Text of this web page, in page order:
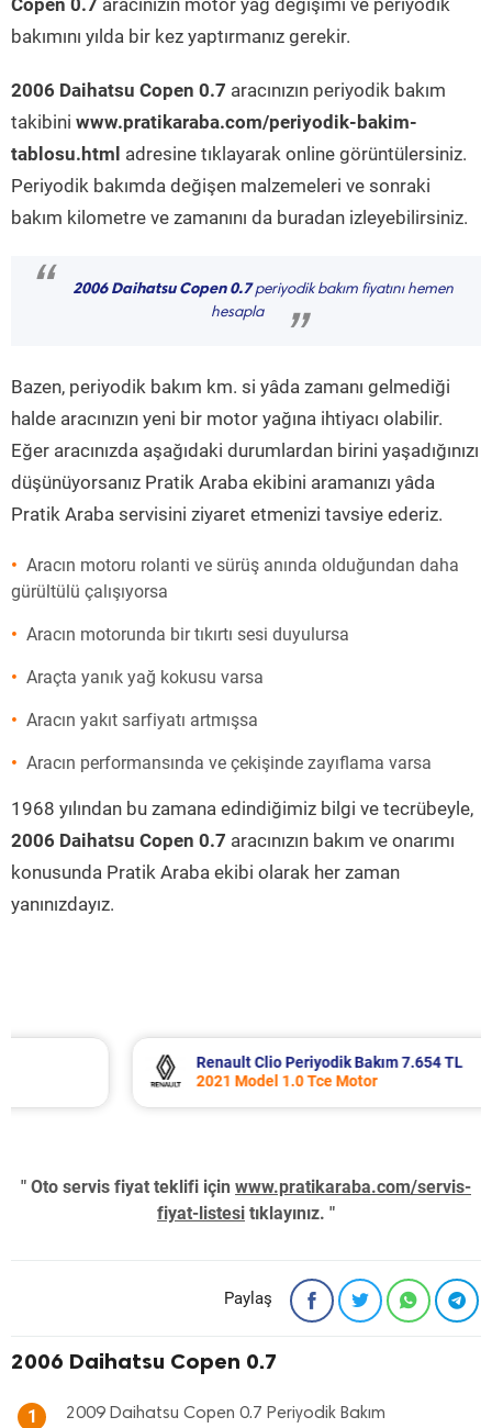
Copen 0.7 aracınızın motor yağ değişimi ve periyodik
bakımını yılda bir kez yaptırmanız gerekir.
2006 Daihatsu Copen 0.7 aracınızın periyodik bakım
takibini www.pratikaraba.com/periyodik-bakim-
tablosu.html adresine tıklayarak online görüntülersiniz.
Periyodik bakımda değişen malzemeleri ve sonraki
bakım kilometre ve zamanını da buradan izleyebilirsiniz.
“ 2006 Daihatsu Copen 0.7periyodik bakım fiyatını hemen
hesapla
”
Bazen, periyodik bakım km. si yâda zamanı gelmediği
halde aracınızın yeni bir motor yağına ihtiyacı olabilir.
Eğer aracınızda aşağıdaki durumlardan birini yaşadığınızı
düşünüyorsanız Pratik Araba ekibini aramanızı yâda
Pratik Araba servisini ziyaret etmenizi tavsiye ederiz.
Aracın motoru rolanti ve sürüş anında olduğundan daha
gürültülü çalışıyorsa
Aracın motorunda bir tıkırtı sesi duyulursa
Araçta yanık yağ kokusu varsa
Aracın yakıt sarfiyatı artmışsa
Aracın performansında ve çekişinde zayıflama varsa
1968 yılından bu zamana edindiğimiz bilgi ve tecrübeyle,
2006 Daihatsu Copen 0.7 aracınızın bakım ve onarımı
konusunda Pratik Araba ekibi olarak her zaman
yanınızdayız.
Renault Clio Periyodik Bakım 7.654 TL
2021 Model 1.0 Tce Motor
" Oto servis fiyat teklifi için www.pratikaraba.com/servis-
fiyat-listesi tıklayınız. "
Paylaş
2006 Daihatsu Copen 0.7
1 2009 Daihatsu Copen 0.7 Periyodik Bakım